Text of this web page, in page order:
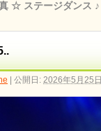
☆ ステージダンス ♪
公開日: 2026年5月25日